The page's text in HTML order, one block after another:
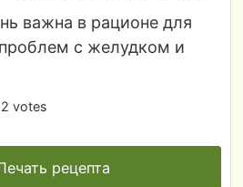
важна в рационе для
с желудком и
2 votes
рецепта